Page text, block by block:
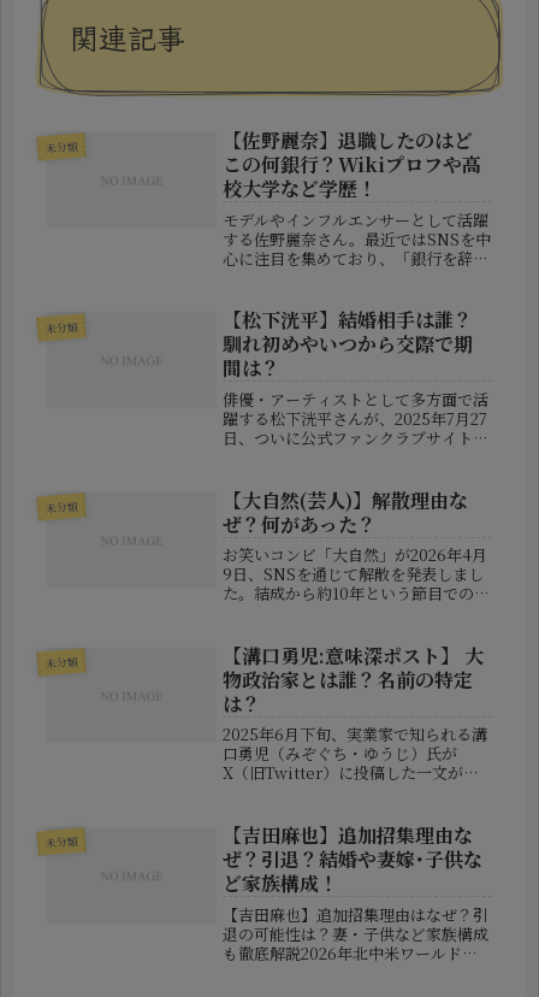
関連記事
未分類
【佐野麗奈】退職したのはど
この何銀行？Wikiプロフや高
校大学など学歴！
モデルやインフルエンサーとして活躍
する佐野麗奈さん。最近ではSNSを中
心に注目を集めており、「銀行を辞め
は、彼女が退職した銀行の情報や、こ
れまでの学歴、プロフィールについ
て...
未分類
【松下洸平】結婚相手は誰？
馴れ初めやいつから交際で期
間は？
俳優・アーティストとして多方面で活
躍する松下洸平さんが、2025年7月27
日、ついに公式ファンクラブサイトを
下さんの幸せな報告に、ファンからは
祝福の声が相次いでいます。し...
未分類
【大自然(芸人)】解散理由な
ぜ？何があった？
お笑いコンビ「大自然」が2026年4月
9日、SNSを通じて解散を発表しまし
た。結成から約10年という節目での突
ジャーが自身のX（旧Twitter）や
Instagramで行い...
未分類
【溝口勇児:意味深ポスト】 大
物政治家とは誰？名前の特定
は？
2025年6月下旬、実業家で知られる溝
口勇児（みぞぐち・ゆうじ）氏が
X（旧Twitter）に投稿した一文が、
る“大物政治家”との会話を明かすもの
でした。「その件には絶対に触れ...
未分類
【吉田麻也】追加招集理由な
ぜ？引退？結婚や妻嫁･子供な
ど家族構成！
【吉田麻也】追加招集理由はなぜ？引
退の可能性は？妻・子供など家族構成
も徹底解説2026年北中米ワールドカ